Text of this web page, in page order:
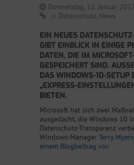
Donnerstag, 12. Januar 2017
Datenschutz News
EIN NEUES
GIBT EINBLICK IN EINIGE
DATEN, DIE IM
GESPEICHERT SIND.
AS WINDOWS-10-SETUP
EXPRESS-
IETEN.
Microsoft hat sich zwei
ausgedacht, die Windows 10
Datenschutz-Transparenz
Windows-Manager Terry
einem Blogbeitrag vor.